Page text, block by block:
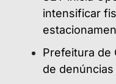
intensificar
Prefeitura de
de